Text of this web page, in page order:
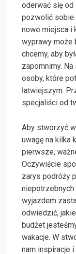
oderwać się
pozwolić sobie
nowe miejsca i
wyprawy może
chcemy, aby
zapomnimy.
osoby, które
łatwiejszym.
specjaliści od
Aby stworzyć
uwagę na kilka
pierwsze,
Oczywiście
zarys podróży
niepotrzebnych
wyjazdem
odwiedzić,
budżet
wakacje. W
nam inspiracje